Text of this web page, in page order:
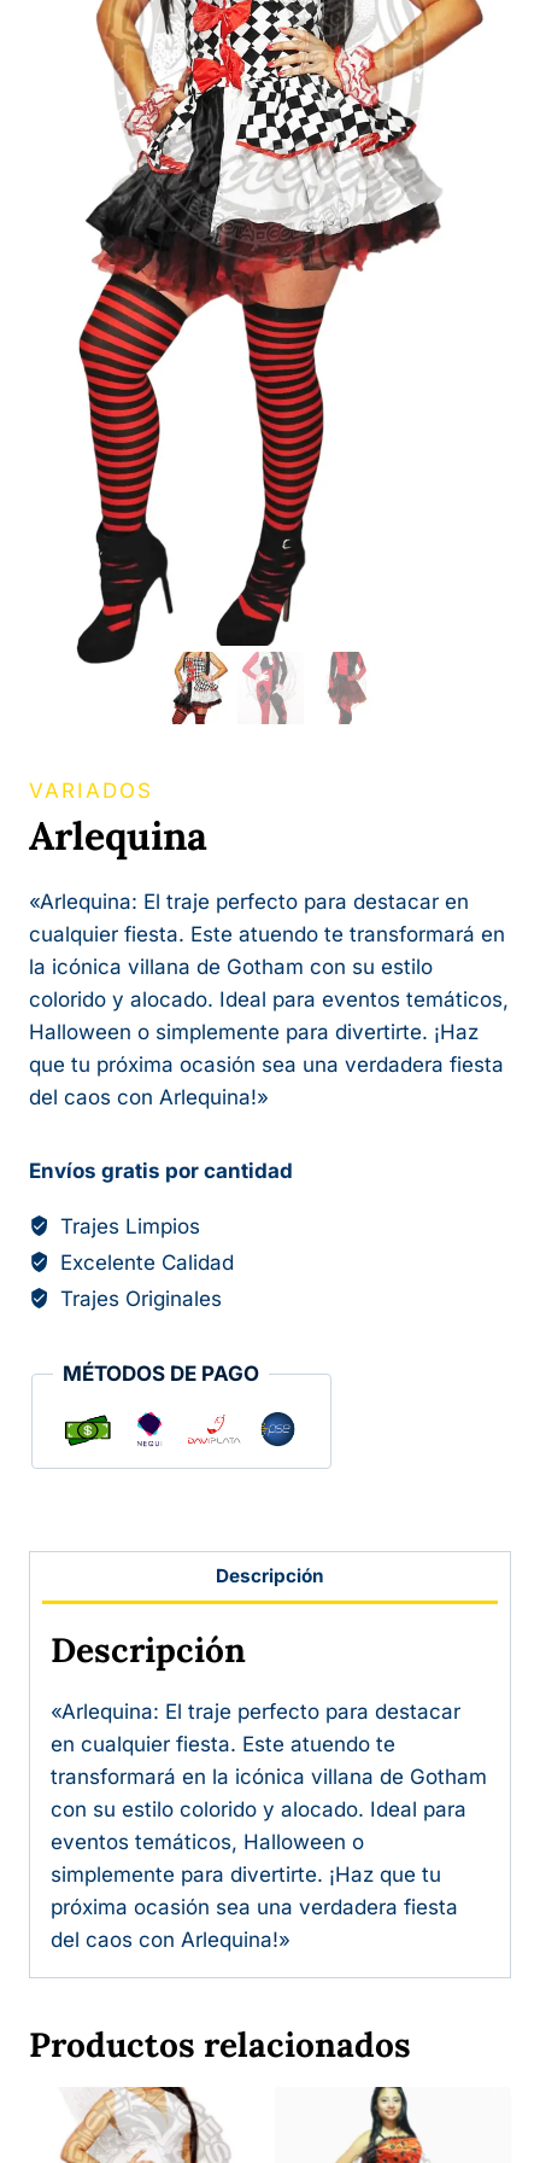
VARIADOS
Arlequina
«Arlequina: El traje perfecto para destacar en
cualquier fiesta. Este atuendo te transformará en
la icónica villana de Gotham con su estilo
colorido y alocado. Ideal para eventos temáticos,
Halloween o simplemente para divertirte. ¡Haz
que tu próxima ocasión sea una verdadera fiesta
del caos con Arlequina!»
Envíos gratis por cantidad
Trajes Limpios
Excelente Calidad
Trajes Originales
MÉTODOS DE PAGO
Descripción
Descripción
«Arlequina: El traje perfecto para destacar
en cualquier fiesta. Este atuendo te
transformará en la icónica villana de Gotham
con su estilo colorido y alocado. Ideal para
eventos temáticos, Halloween o
simplemente para divertirte. ¡Haz que tu
próxima ocasión sea una verdadera fiesta
del caos con Arlequina!»
Productos relacionados